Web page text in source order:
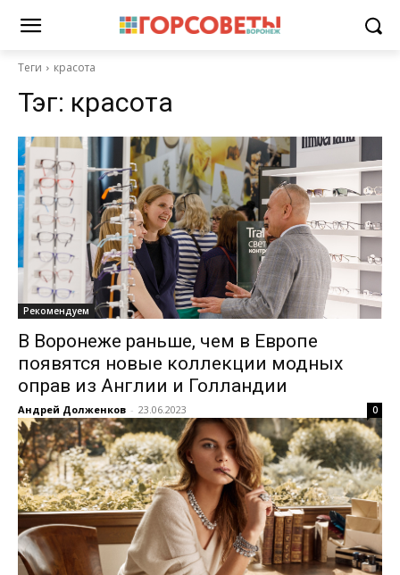
Теги красота
Тэг: красота
Рекомендуем
В Воронеже раньше, чем в Европе
появятся новые коллекции модных
оправ из Англии и Голландии
Андрей Долженков - 23.06.2023 0